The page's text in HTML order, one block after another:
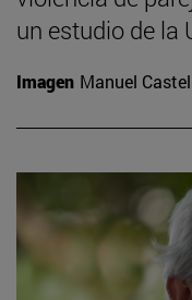
un estudio de la
Imagen Manuel